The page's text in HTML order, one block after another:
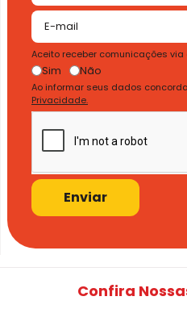
Aceito receber comunicações via
Sim Não
Ao informar seus dados
Privacidade.
Enviar
Confira